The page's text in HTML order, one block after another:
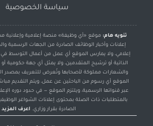
سياسة الخصوصية
تنويه هام: موقع «أي وظيفة» منصة إعلامية
إعلانات وأخبار الوظائف الصادرة من الجهات الرسمية
إعلامي، ولا يمارس الموقع أي عمل من أعمال التوسط
الذاتية أو ترشيح المتقدمين، ولا يمثل أي جهة حكومية
والشعارات مملوكة لأصحابها وتُعرض للتعريف بمصدر
الموقع أي رسوم من الباحثين عن عمل، ويتم التقديم
عبر قنواتها الرسمية، ويلتزم الموقع — في حدود دوره
بالمتطلبات ذات الصلة بمحتوى إعلانات الشواغر
الصادرة بقرار وزاري. اعرف المزيد